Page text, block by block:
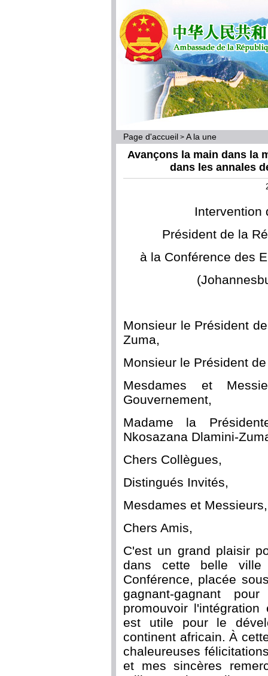
Page d'accueil > A la une
Avançons la main dans la
dans les annales
Intervention
Président de la
à la Conférence des
Monsieur le Président
Zuma,
Monsieur le Président
Mesdames et
Gouvernement,
Madame la
Nkosazana Dlamini-
Chers Collègues,
Distingués Invités,
Mesdames et Messieurs,
Chers Amis,
C'est un grand plaisir
dans cette belle ville
Conférence, placée
gagnant-gagnant
promouvoir
est utile pour le
continent africain. À
chaleureuses
et mes sincères